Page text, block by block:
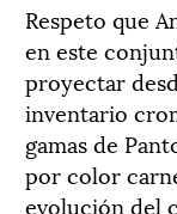
Respeto que
en este
proyectar
inventario
gamas de
por color
evolución del